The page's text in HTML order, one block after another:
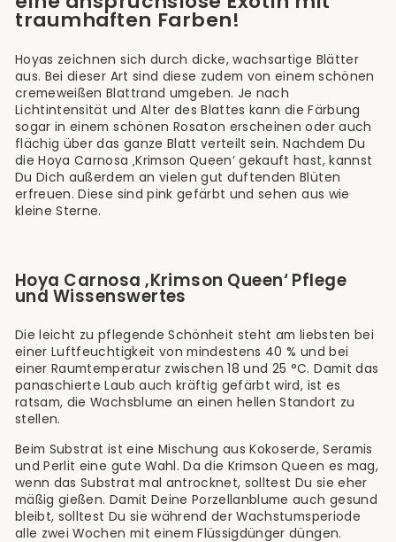
traumhaften Farben!
Hoyas zeichnen sich durch dicke, wachsartige Blätter
aus. Bei dieser Art sind diese zudem von einem schönen
cremeweißen Blattrand umgeben. Je nach
Lichtintensität und Alter des Blattes kann die Färbung
sogar in einem schönen Rosaton erscheinen oder auch
flächig über das ganze Blatt verteilt sein. Nachdem Du
die Hoya Carnosa ‚Krimson Queen‘ gekauft hast, kannst
Du Dich außerdem an vielen gut duftenden Blüten
erfreuen. Diese sind pink gefärbt und sehen aus wie
kleine Sterne.
Hoya Carnosa ‚Krimson Queen‘ Pflege
und Wissenswertes
Die leicht zu pflegende Schönheit steht am liebsten bei
einer Luftfeuchtigkeit von mindestens 40 % und bei
einer Raumtemperatur zwischen 18 und 25 °C. Damit das
panaschierte Laub auch kräftig gefärbt wird, ist es
ratsam, die Wachsblume an einen hellen Standort zu
stellen.
Beim Substrat ist eine Mischung aus Kokoserde, Seramis
und Perlit eine gute Wahl. Da die Krimson Queen es mag,
wenn das Substrat mal antrocknet, solltest Du sie eher
mäßig gießen. Damit Deine Porzellanblume auch gesund
bleibt, solltest Du sie während der Wachstumsperiode
alle zwei Wochen mit einem Flüssigdünger düngen.